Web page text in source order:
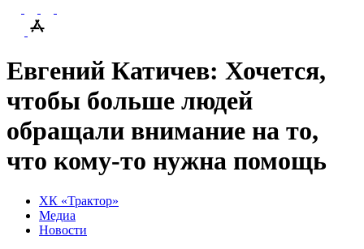
Евгений Катичев: Хочется,
чтобы больше людей
обращали внимание на то,
что кому-то нужна помощь
ХК «Трактор»
Медиа
Новости